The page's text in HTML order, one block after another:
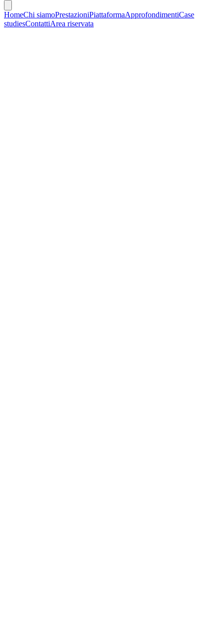
HomeChi siamoPrestazioniPiattaformaApprofondimentiCase
studiesContattiArea riservata